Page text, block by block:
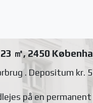
㎡, 2450
. Depositum kr.
på en